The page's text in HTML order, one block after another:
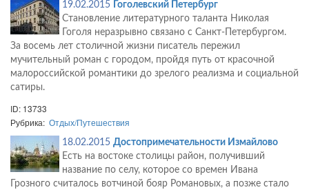
19.02.2015
Гоголевский Петербург
Становление литературного таланта Николая
Гоголя неразрывно связано с Санкт-Петербургом.
За восемь лет столичной жизни писатель пережил
мучительный роман с городом, пройдя путь от красочной
малороссийской романтики до зрелого реализма и социальной
сатиры.
ID: 13733
Рубрика: Отдых/Путешествия
18.02.2015 Достопримечательности Измайлово
Есть на востоке столицы район, получивший
название по селу, которое со времен Ивана
Грозного считалось вотчиной бояр Романовых, а позже стало